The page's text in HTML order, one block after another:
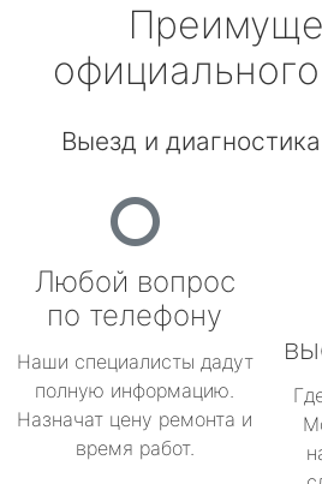
Выезд и
Любой вопрос
по телефону
Наши специалисты дадут
полную информацию.
Назначат цену ремонта и
время работ.